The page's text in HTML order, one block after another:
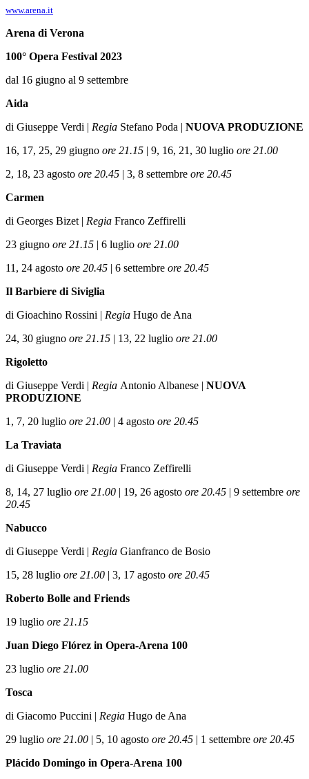
www.arena.it
Arena di Verona
100° Opera Festival 2023
dal 16 giugno al 9 settembre
Aida
di Giuseppe Verdi | Regia Stefano Poda | NUOVA PRODUZIONE
16, 17, 25, 29 giugno ore 21.15 | 9, 16, 21, 30 luglio ore 21.00
2, 18, 23 agosto ore 20.45 | 3, 8 settembre ore 20.45
Carmen
di Georges Bizet | Regia Franco Zeffirelli
23 giugno ore 21.15 | 6 luglio ore 21.00
11, 24 agosto ore 20.45 | 6 settembre ore 20.45
Il Barbiere di Siviglia
di Gioachino Rossini | Regia Hugo de Ana
24, 30 giugno ore 21.15 | 13, 22 luglio ore 21.00
Rigoletto
di Giuseppe Verdi | Regia Antonio Albanese | NUOVA
PRODUZIONE
1, 7, 20 luglio ore 21.00 | 4 agosto ore 20.45
La Traviata
di Giuseppe Verdi | Regia Franco Zeffirelli
8, 14, 27 luglio ore 21.00 | 19, 26 agosto ore 20.45 | 9 settembre ore
20.45
Nabucco
di Giuseppe Verdi | Regia Gianfranco de Bosio
15, 28 luglio ore 21.00 | 3, 17 agosto ore 20.45
Roberto Bolle and Friends
19 luglio ore 21.15
Juan Diego Flórez in Opera-Arena 100
23 luglio ore 21.00
Tosca
di Giacomo Puccini | Regia Hugo de Ana
29 luglio ore 21.00 | 5, 10 agosto ore 20.45 | 1 settembre ore 20.45
Plácido Domingo in Opera-Arena 100